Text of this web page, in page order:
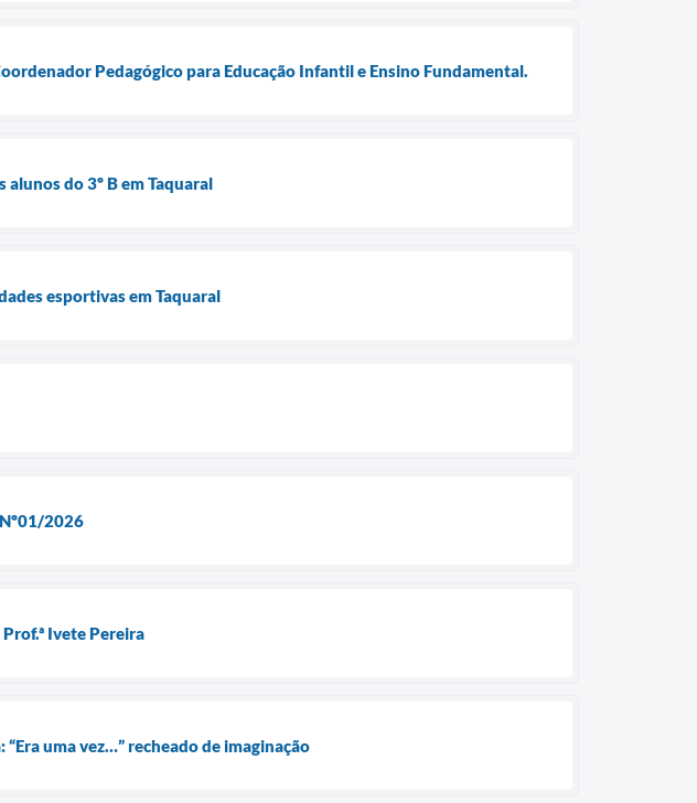
Pedagógico para Educação Infantil e Ensino Fundamental.
do 3º B em Taquaral
esportivas em Taquaral
Nº01/2026
Ivete Pereira
uma vez…” recheado de imaginação